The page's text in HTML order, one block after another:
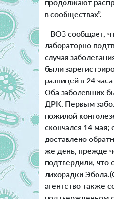
продолжают
в сообществах”.
ВОЗ сообщает,
лабораторно
случая
были
разницей в 24
Оба заболевших
ДРК. Первым
пожилой
скончался 14 мая;
доставлено
же день, прежде
подтвердили, что
лихорадки
агентство также